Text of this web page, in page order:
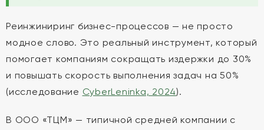
Реинжиниринг бизнес-процессов — не просто
модное слово. Это реальный инструмент, который
помогает компаниям сокращать издержки до 30%
и повышать скорость выполнения задач на 50%
(исследование CyberLeninka, 2024).
В ООО «ТЦМ» — типичной средней компании с